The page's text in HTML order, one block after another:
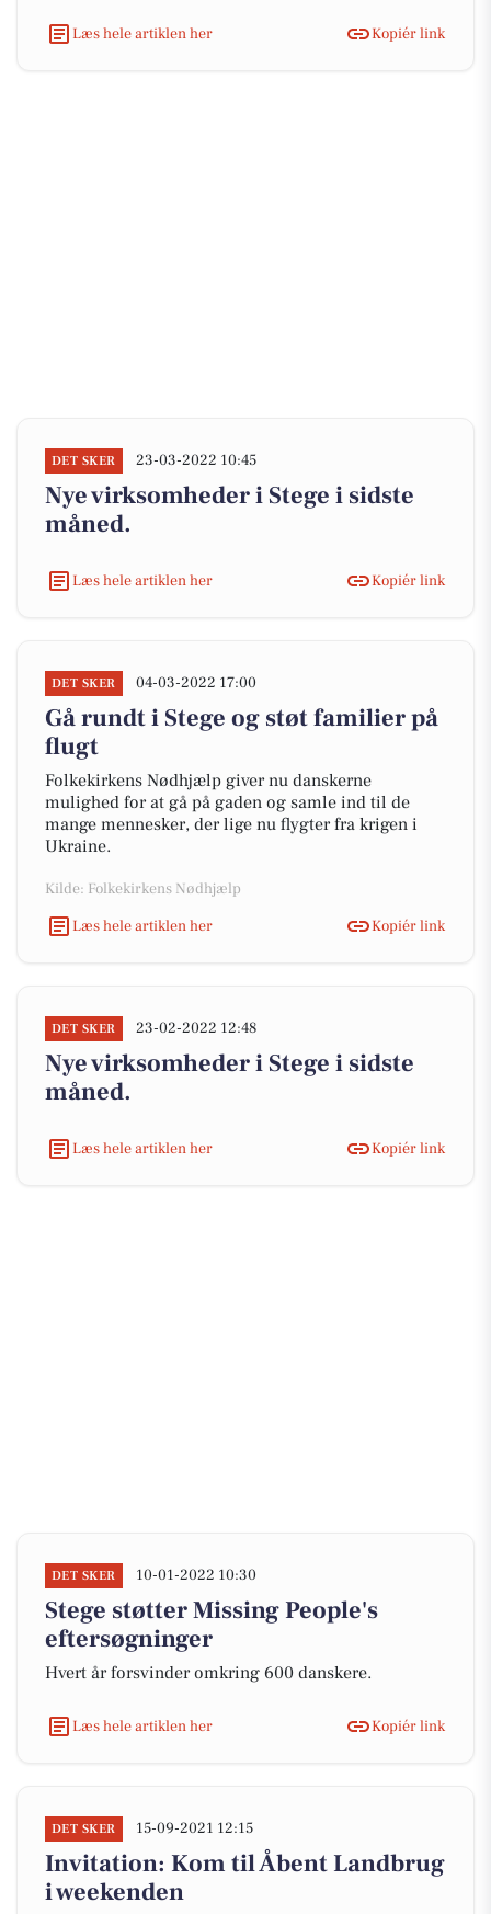
Læs hele artiklen her Kopiér link
DET SKER 23-03-2022 10:45
Nye virksomheder i Stege i sidste
måned.
Læs hele artiklen her Kopiér link
DET SKER 04-03-2022 17:00
Gå rundt i Stege og støt familier på
flugt
Folkekirkens Nødhjælp giver nu danskerne
mulighed for at gå på gaden og samle ind til de
mange mennesker, der lige nu flygter fra krigen i
Ukraine.
Kilde: Folkekirkens Nødhjælp
Læs hele artiklen her
Kopiér link
DET SKER 23-02-2022 12:48
Nye virksomheder i Stege i sidste
måned.
Læs hele artiklen her Kopiér link
DET SKER 10-01-2022 10:30
Stege støtter Missing People's
eftersøgninger
Hvert år forsvinder omkring 600 danskere.
Læs hele artiklen her Kopiér link
DET SKER 15-09-2021 12:15
Invitation: Kom til Åbent Landbrug
i weekenden